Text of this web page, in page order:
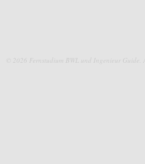
© 2026 Fernstudium BWL und Ingenieur Guide.